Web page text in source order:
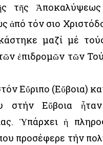
τῆς
ἀπό τόν Ὅσιο
μαζί μέ
ἐπιδρομῶν τῶν
Εὔριπο (Εὔβοια)
στήν Εὔβοια
Ὑπάρχει ἡ
προσέφερε τήν